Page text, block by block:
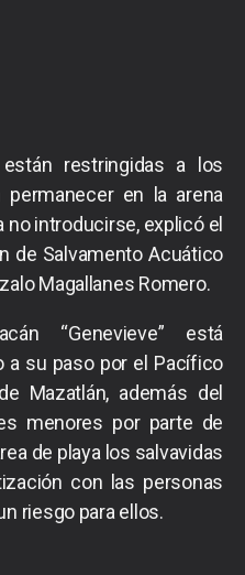
restringidas a los
permanecer en la arena
introducirse, explicó el
de Salvamento Acuático
Magallanes Romero.
“Genevieve” está
a su paso por el Pacífico
Mazatlán, además del
menores por parte de
de playa los salvavidas
con las personas
riesgo para ellos.